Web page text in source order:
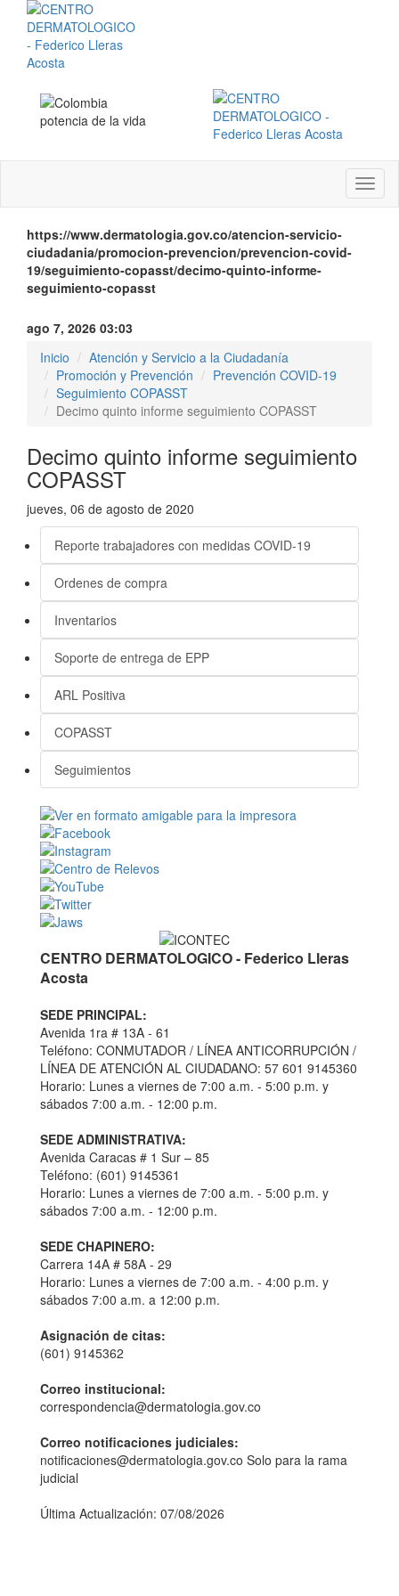
Menú
https://www.dermatologia.gov.co/atencion-servicio-
ciudadania/promocion-prevencion/prevencion-covid-
19/seguimiento-copasst/decimo-quinto-informe-
seguimiento-copasst
ago 7, 2026 03:03
Inicio
Atención y Servicio a la Ciudadanía
Promoción y Prevención
Prevención COVID-19
Seguimiento COPASST
Decimo quinto informe seguimiento COPASST
Decimo quinto informe seguimiento
COPASST
jueves, 06 de agosto de 2020
Reporte trabajadores con medidas COVID-19
Ordenes de compra
Inventarios
Soporte de entrega de EPP
ARL Positiva
COPASST
Seguimientos
CENTRO DERMATOLOGICO - Federico Lleras
Acosta
SEDE PRINCIPAL:
Avenida 1ra # 13A - 61
Teléfono: CONMUTADOR / LÍNEA ANTICORRUPCIÓN /
LÍNEA DE ATENCIÓN AL CIUDADANO: 57 601 9145360
Horario: Lunes a viernes de 7:00 a.m. - 5:00 p.m. y
sábados 7:00 a.m. - 12:00 p.m.
SEDE ADMINISTRATIVA:
Avenida Caracas # 1 Sur – 85
Teléfono: (601) 9145361
Horario: Lunes a viernes de 7:00 a.m. - 5:00 p.m. y
sábados 7:00 a.m. - 12:00 p.m.
SEDE CHAPINERO:
Carrera 14A # 58A - 29
Horario: Lunes a viernes de 7:00 a.m. - 4:00 p.m. y
sábados 7:00 a.m. a 12:00 p.m.
Asignación de citas:
(601) 9145362
Correo institucional:
correspondencia@dermatologia.gov.co
Correo notificaciones judiciales:
notificaciones@dermatologia.gov.co Solo para la rama
judicial
Última Actualización: 07/08/2026